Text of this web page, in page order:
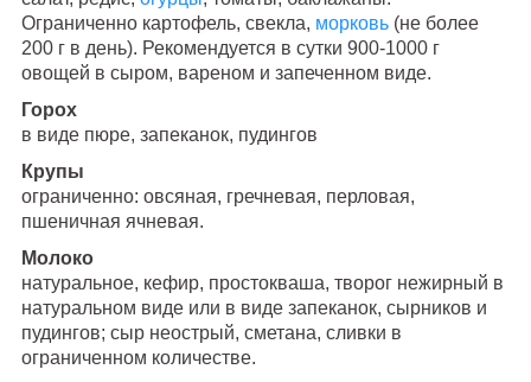
Ограниченно картофель, свекла, морковь(не более
200 г в день). Рекомендуется в сутки 900-1000 г
овощей в сыром, вареном и запеченном виде.
Горох
в виде пюре, запеканок, пудингов
Крупы
ограниченно: овсяная, гречневая, перловая,
пшеничная ячневая.
Молоко
натуральное, кефир, простокваша, творог нежирный в
натуральном виде или в виде запеканок, сырников и
пудингов; сыр неострый, сметана, сливки в
ограниченном количестве.